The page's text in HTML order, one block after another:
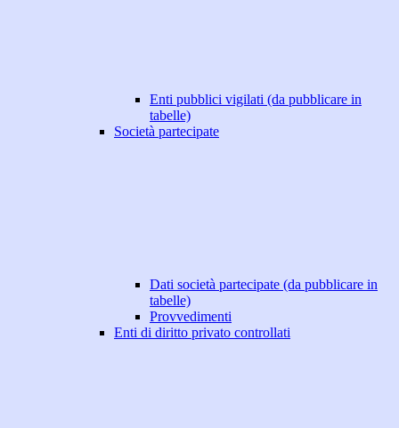
Enti pubblici vigilati (da pubblicare in
tabelle)
Società partecipate
Dati società partecipate (da pubblicare in
tabelle)
Provvedimenti
Enti di diritto privato controllati